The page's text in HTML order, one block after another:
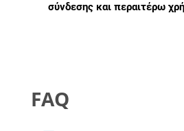
σύνδεσης και περαιτέρω
FAQ